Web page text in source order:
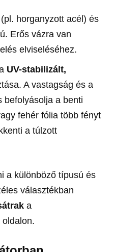
horganyzott acél) és
Erős vázra van
elviseléséhez.
UV-stabilizált,
A vastagság és a
befolyásolja a benti
fehér fólia több fényt
a túlzott
a különböző típusú és
választékban
a
oldalon.